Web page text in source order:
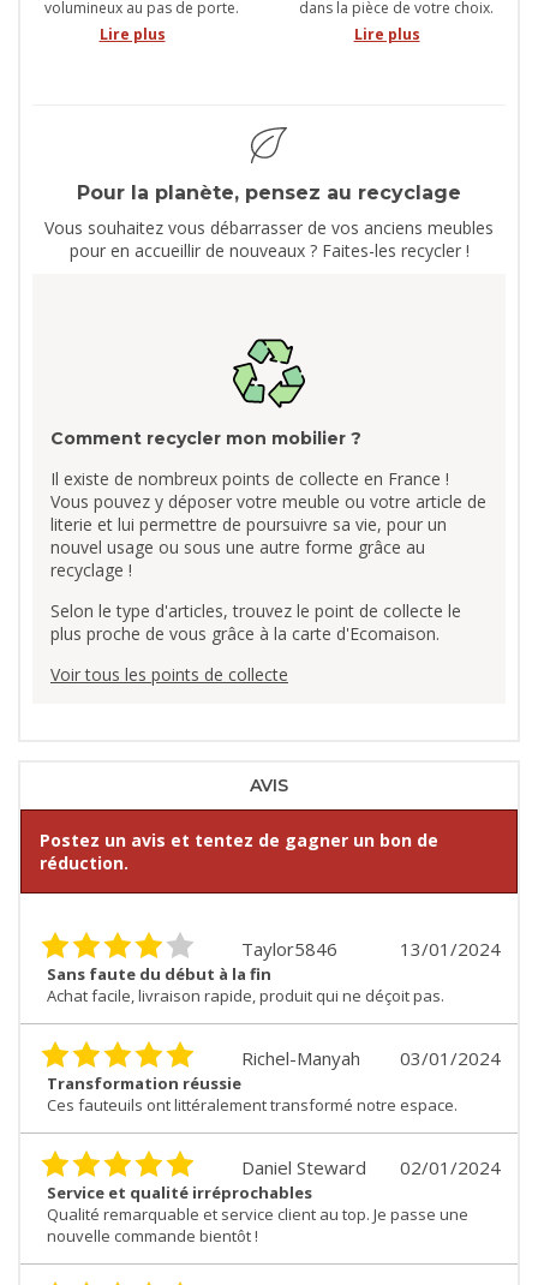
volumineux au pas de porte.
Lire plus
dans la pièce de votre choix.
Lire plus
Pour la planète, pensez au recyclage
Vous souhaitez vous débarrasser de vos anciens meubles
pour en accueillir de nouveaux ? Faites-les recycler !
Comment recycler mon mobilier ?
Il existe de nombreux points de collecte en France !
Vous pouvez y déposer votre meuble ou votre article de
literie et lui permettre de poursuivre sa vie, pour un
nouvel usage ou sous une autre forme grâce au
recyclage !
Selon le type d'articles, trouvez le point de collecte le
plus proche de vous grâce à la carte d'Ecomaison.
Voir tous les points de collecte
AVIS
Postez un avis et tentez de gagner un bon de
réduction.
13/01/2024
Taylor5846
Sans faute du début à la fin
Achat facile, livraison rapide, produit qui ne déçoit pas.
03/01/2024
Richel-Manyah
Transformation réussie
Ces fauteuils ont littéralement transformé notre espace.
02/01/2024
Daniel Steward
Service et qualité irréprochables
Qualité remarquable et service client au top. Je passe une
nouvelle commande bientôt !